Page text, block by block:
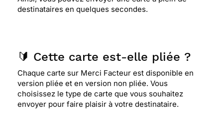
destinataires en quelques secondes.
🔰 Cette carte est-elle pliée ?
Chaque carte sur Merci Facteur est disponible en
version pliée et en version non pliée. Vous
choisissez le type de carte que vous souhaitez
envoyer pour faire plaisir à votre destinataire.